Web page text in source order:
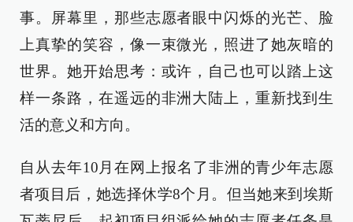
事。屏幕里，那些志愿者眼中闪烁的光芒、脸
上真挚的笑容，像一束微光，照进了她灰暗的
世界。她开始思考：或许，自己也可以踏上这
样一条路，在遥远的非洲大陆上，重新找到生
活的意义和方向。
自从去年10月在网上报名了非洲的青少年志愿
者项目后，她选择休学8个月。但当她来到埃斯